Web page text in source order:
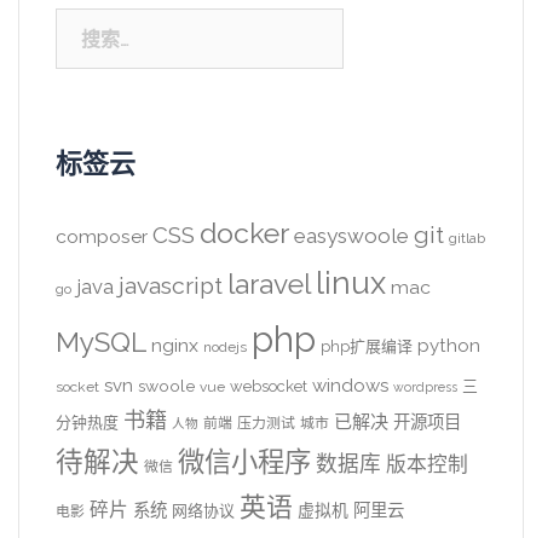
索：
标签云
composer CSS docker easyswoole git gitlab
go java javascript laravel linux mac
MySQL nginx nodejs php php扩展编译 python
socket svn swoole vue websocket windows wordpress 三
分钟热度 书籍 人物 前端 压力测试 城市 已解决 开源项目
待解决 微信 微信小程序 数据库 版本控制
电影 碎片 系统 网络协议 英语 虚拟机 阿里云